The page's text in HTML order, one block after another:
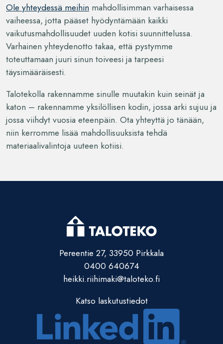
Ole yhteydessä meihin mahdollisimman varhaisessa
vaiheessa, jotta pääset hyödyntämään kaikki
vaikutusmahdollisuudet uuden kotisi suunnittelussa.
Varhainen yhteydenotto takaa, että pystymme
toteuttamaan juuri sinun toiveesi ja tarpeesi
täysimääräisesti.
Talotekolla rakennamme sinulle muutakin kuin seinät ja
katon – rakennamme yksilöllisen kodin, jossa arki sujuu ja
jossa viihdyt vuosia eteenpäin. Ota yhteyttä jo tänään,
niin kerromme lisää mahdollisuuksista tehdä
materiaalivalintoja uuteen kotiisi.
Pereentie 27, 33950 Pirkkala
0400 640674
heikki.riihimaki@taloteko.fi
Katso laskutustiedot